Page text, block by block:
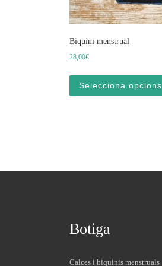
Biquini menstrual
28,00€
Selecciona opcions
Botiga
Calces i biquinis menstruals